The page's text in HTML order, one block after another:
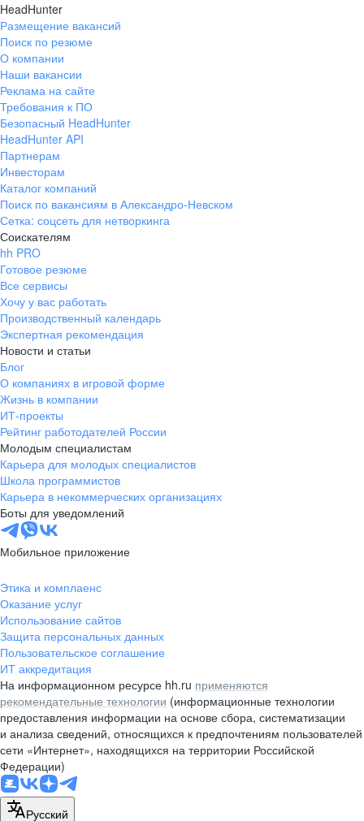
HeadHunter
Размещение вакансий
Поиск по резюме
О компании
Наши вакансии
Реклама на сайте
Требования к ПО
Безопасный HeadHunter
HeadHunter API
Партнерам
Инвесторам
Каталог компаний
Поиск по вакансиям в Александро-Невском
Сетка: соцсеть для нетворкинга
Соискателям
hh PRO
Готовое резюме
Все сервисы
Хочу у вас работать
Производственный календарь
Экспертная рекомендация
Новости и статьи
Блог
О компаниях в игровой форме
Жизнь в компании
ИТ-проекты
Рейтинг работодателей России
Молодым специалистам
Карьера для молодых специалистов
Школа программистов
Карьера в некоммерческих организациях
Боты для уведомлений
Мобильное приложение
Этика и комплаенс
Оказание услуг
Использование сайтов
Защита персональных данных
Пользовательское соглашение
ИТ аккредитация
На информационном ресурсе hh.ru применяются
рекомендательные технологии (информационные технологии
предоставления информации на основе сбора, систематизации
и анализа сведений, относящихся к предпочтениям пользователей
сети «Интернет», находящихся на территории Российской
Федерации)
Русский